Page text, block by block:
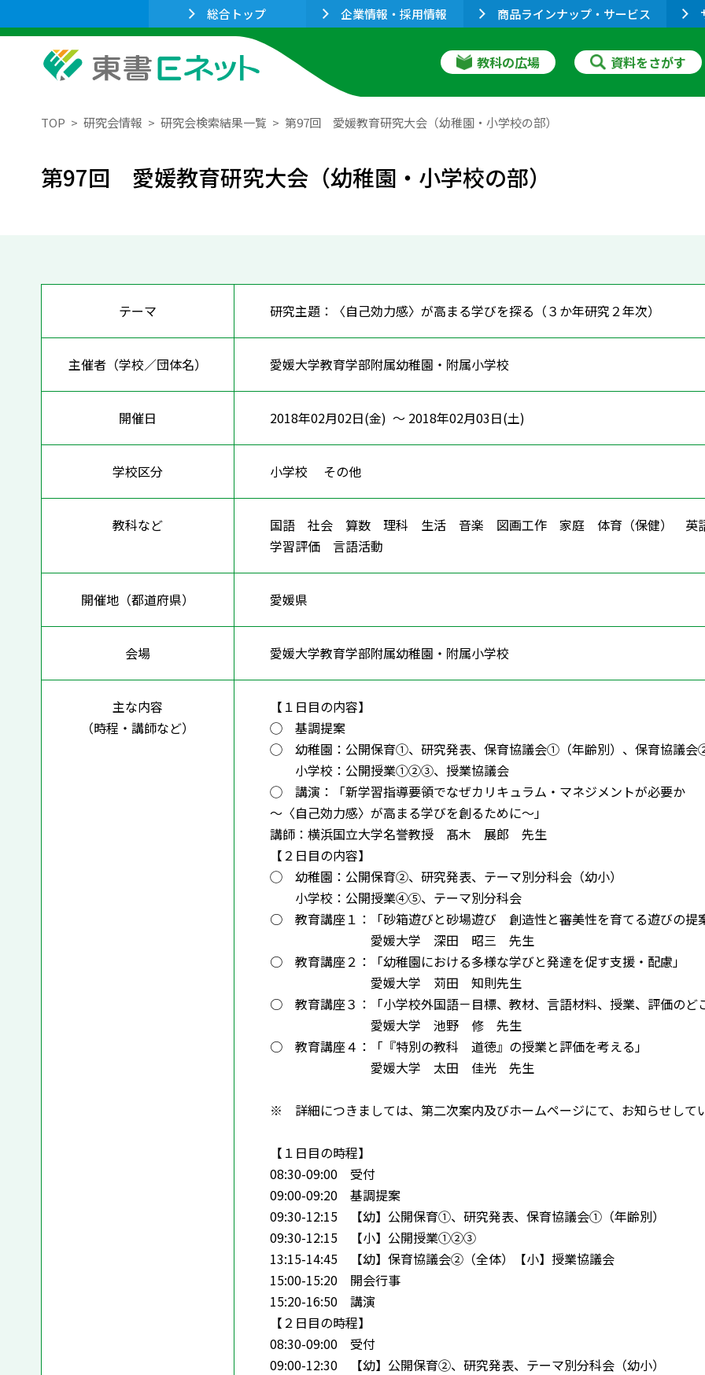
総合トップ 企業情報・採用情報 商品ラインナップ・サービス
教科の広場 資料をさがす
TOP 研究会情報 研究会検索結果一覧 第97回 愛媛教育研究大会（幼稚園・小学校の部）
第97回 愛媛教育研究大会（幼稚園・小学校の部）
テーマ 研究主題：〈自己効力感〉が高まる学びを探る（３か年研究２年次）
主催者（学校／団体名） 愛媛大学教育学部附属幼稚園・附属小学校
開催日 2018年02月02日(金) ～ 2018年02月03日(土)
学校区分 小学校 その他
教科など
国語 社会 算数 理科 生活 音楽 図画工作 家庭 体育（保健）
学習評価 言語活動
開催地（都道府県） 愛媛県
会場 愛媛大学教育学部附属幼稚園・附属小学校
主な内容
（時程・講師など）
【１日目の内容】
◯ 基調提案
◯ 幼稚園：公開保育①、研究発表、保育協議会①（年齢別）、保育協議会
小学校：公開授業①②③、授業協議会
◯ 講演：「新学習指導要領でなぜカリキュラム・マネジメントが必要か
～〈自己効力感〉が高まる学びを創るために～」
講師：横浜国立大学名誉教授 髙木 展郎 先生
【２日目の内容】
◯ 幼稚園：公開保育②、研究発表、テーマ別分科会（幼小）
小学校：公開授業④⑤、テーマ別分科会
○ 教育講座１：「砂箱遊びと砂場遊び 創造性と審美性を育てる遊びの提
愛媛大学 深田 昭三 先生
○ 教育講座２：「幼稚園における多様な学びと発達を促す支援・配慮」
愛媛大学 苅田 知則先生
○ 教育講座３：「小学校外国語－目標、教材、言語材料、授業、評価のど
愛媛大学 池野 修 先生
○ 教育講座４：「『特別の教科 道徳』の授業と評価を考える」
愛媛大学 太田 佳光 先生
※ 詳細につきましては、第二次案内及びホームページにて、お知らせして
【１日目の時程】
08:30-09:00 受付
09:00-09:20 基調提案
09:30-12:15 【幼】公開保育①、研究発表、保育協議会①（年齢別）
09:30-12:15 【小】公開授業①②③
13:15-14:45 【幼】保育協議会②（全体）【小】授業協議会
15:00-15:20 開会行事
15:20-16:50 講演
【２日目の時程】
08:30-09:00 受付
09:00-12:30 【幼】公開保育②、研究発表、テーマ別分科会（幼小）